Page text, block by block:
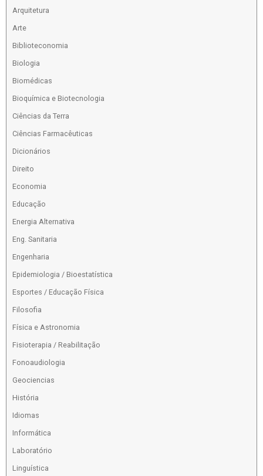
Arquitetura
Arte
Biblioteconomia
Biologia
Biomédicas
Bioquímica e Biotecnologia
Ciências da Terra
Ciências Farmacêuticas
Dicionários
Direito
Economia
Educação
Energia Alternativa
Eng. Sanitaria
Engenharia
Epidemiologia / Bioestatística
Esportes / Educação Física
Filosofia
Física e Astronomia
Fisioterapia / Reabilitação
Fonoaudiologia
Geociencias
História
Idiomas
Informática
Laboratório
Linguística